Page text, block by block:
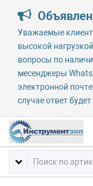
Уважаемые
высокой
вопросы по
месенджеры
электронной
случае ответ